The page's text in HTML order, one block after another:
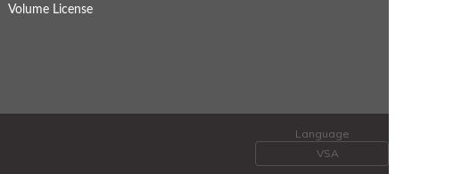
Volume License
Language
VSA